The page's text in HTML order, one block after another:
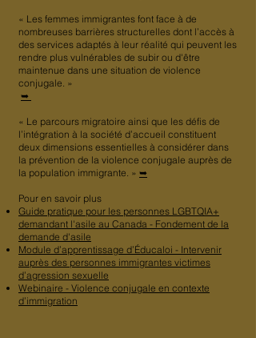
« Les femmes immigrantes font face à de
nombreuses barrières structurelles dont l’accès à
des services adaptés à leur réalité qui peuvent les
rendre plus vulnérables de subir ou d'être
maintenue dans une situation de violence
conjugale. »
➥
« Le parcours migratoire ainsi que les défis de
l’intégration à la société d’accueil constituent
deux dimensions essentielles à considérer dans
la prévention de la violence conjugale auprès de
la population immigrante. » ➥
Pour en savoir plus
Guide pratique pour les personnes LGBTQIA+
demandant l'asile au Canada - Fondement de la
demande d'asile
Module d’apprentissage d’Éducaloi - Intervenir
auprès des personnes immigrantes victimes
d’agression sexuelle
Webinaire - Violence conjugale en contexte
d’immigration